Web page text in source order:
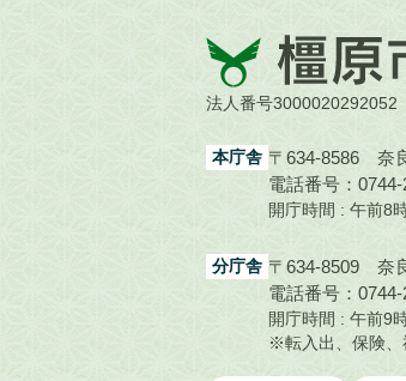
橿
原
市
City
法人番号3000020292052
本庁舎 〒634-8586 奈
電話番号：
開庁時間 : 午前8
分庁舎 〒634-8509 奈
電話番号：
開庁時間 : 午前9
※転入出、保険、